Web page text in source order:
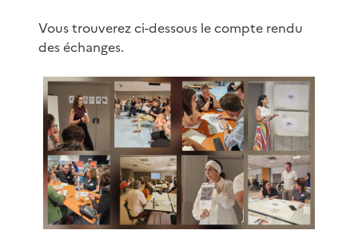
Vous trouverez ci-dessous le compte rendu
des échanges.